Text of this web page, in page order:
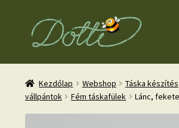
Ugrás
Kilépés
Kezdőlap Webshop Táska készítés
vállpántok
Fém táskafülek Lánc,